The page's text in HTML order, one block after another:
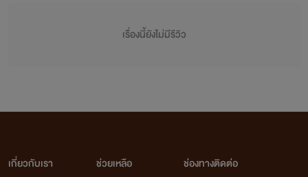
เรื่องนี้ยังไม่มีรีวิว
เกี่ยวกับเรา
ช่วยเหลือ
ช่องทางติดต่อ